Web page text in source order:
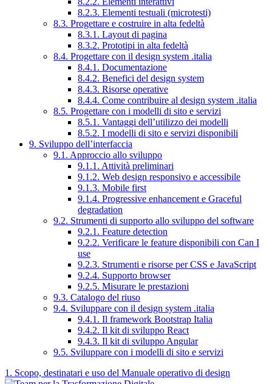
8.2.3. Elementi testuali (microtesti)
8.3. Progettare e costruire in alta fedeltà
8.3.1. Layout di pagina
8.3.2. Prototipi in alta fedeltà
8.4. Progettare con il design system .italia
8.4.1. Documentazione
8.4.2. Benefici del design system
8.4.3. Risorse operative
8.4.4. Come contribuire al design system .italia
8.5. Progettare con i modelli di sito e servizi
8.5.1. Vantaggi dell’utilizzo dei modelli
8.5.2. I modelli di sito e servizi disponibili
9. Sviluppo dell’interfaccia
9.1. Approccio allo sviluppo
9.1.1. Attività preliminari
9.1.2. Web design responsivo e accessibile
9.1.3. Mobile first
9.1.4. Progressive enhancement e Graceful
degradation
9.2. Strumenti di supporto allo sviluppo del software
9.2.1. Feature detection
9.2.2. Verificare le feature disponibili con Can I
use
9.2.3. Strumenti e risorse per CSS e JavaScript
9.2.4. Supporto browser
9.2.5. Misurare le prestazioni
9.3. Catalogo del riuso
9.4. Sviluppare con il design system .italia
9.4.1. Il framework Bootstrap Italia
9.4.2. Il kit di sviluppo React
9.4.3. Il kit di sviluppo Angular
9.5. Sviluppare con i modelli di sito e servizi
1. Scopo, destinatari e uso del Manuale operativo di design